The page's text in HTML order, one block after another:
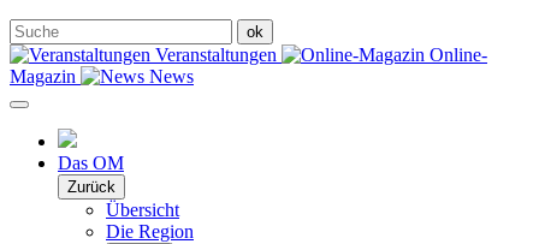
Veranstaltungen
Online-
Magazin
News
Das OM
Zurück
Übersicht
Die Region